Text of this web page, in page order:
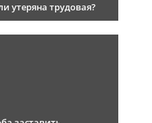
утеряна трудовая?